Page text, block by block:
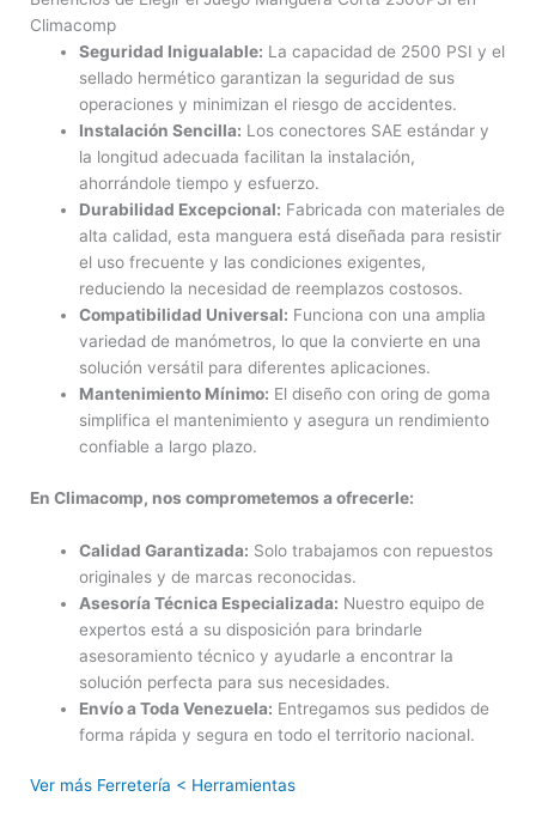
Climacomp
Seguridad Inigualable: La capacidad de 2500 PSI y el
sellado hermético garantizan la seguridad de sus
operaciones y minimizan el riesgo de accidentes.
Instalación Sencilla: Los conectores SAE estándar y
la longitud adecuada facilitan la instalación,
ahorrándole tiempo y esfuerzo.
Durabilidad Excepcional: Fabricada con materiales de
alta calidad, esta manguera está diseñada para resistir
el uso frecuente y las condiciones exigentes,
reduciendo la necesidad de reemplazos costosos.
Compatibilidad Universal: Funciona con una amplia
variedad de manómetros, lo que la convierte en una
solución versátil para diferentes aplicaciones.
Mantenimiento Mínimo: El diseño con oring de goma
simplifica el mantenimiento y asegura un rendimiento
confiable a largo plazo.
En Climacomp, nos comprometemos a ofrecerle:
Calidad Garantizada: Solo trabajamos con repuestos
originales y de marcas reconocidas.
Asesoría Técnica Especializada: Nuestro equipo de
expertos está a su disposición para brindarle
asesoramiento técnico y ayudarle a encontrar la
solución perfecta para sus necesidades.
Envío a Toda Venezuela: Entregamos sus pedidos de
forma rápida y segura en todo el territorio nacional.
Ver más Ferretería < Herramientas